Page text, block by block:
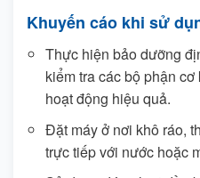
Khuyến cáo khi sử
Thực hiện bảo dưỡng
kiểm tra các bộ phận
hoạt động hiệu quả.
Đặt máy ở nơi khô ráo,
trực tiếp với nước hoặc